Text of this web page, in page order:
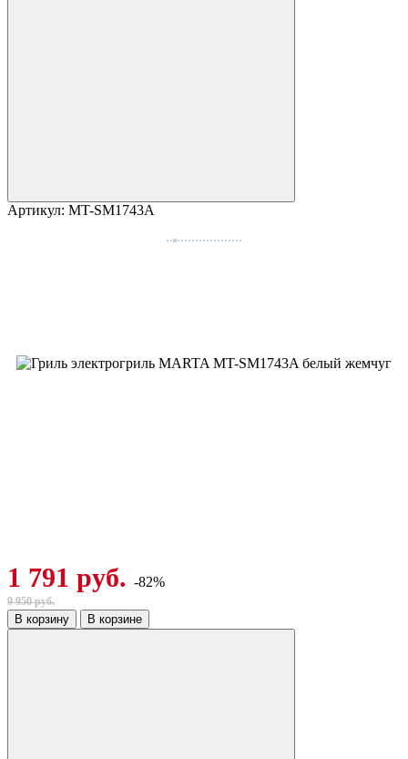
Артикул: MT-SM1743A
1 791 руб. -82%
9 950 руб.
В корзину В корзине